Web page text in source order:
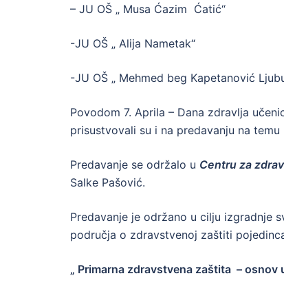
– JU OŠ „ Musa Ćazim Ćatić“
-JU OŠ „ Alija Nametak“
-JU OŠ „ Mehmed beg Kapetanović
Povodom 7. Aprila – Dana zdravlja
prisustvovali su i na predavanju na temu
Predavanje se održalo u Centru za
Salke Pašović.
Predavanje je održano u cilju izgradnje
područja o zdravstvenoj zaštiti
„ Primarna zdravstvena zaštita –